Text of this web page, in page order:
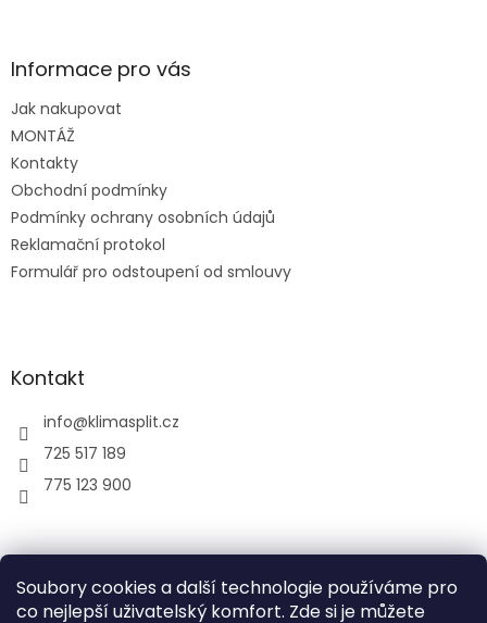
Soubory cookies a další technologie používáme pro
co nejlepší uživatelský komfort. Zde si je můžete
aInformace pro vás
Jak nakupovat
MONTÁŽ
Kontakty
Obchodní podmínky
Podmínky ochrany osobních údajů
Reklamační protokol
Formulář pro odstoupení od smlouvy
Kontakt
info@klimasplit.cz
725 517 189
775 123 900
air-cool